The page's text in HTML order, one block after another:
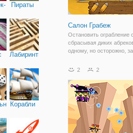
Пираты
Лабиринты
Корабли
Салон Грабеж
Остановить ограбление
сбрасывая диких
одному, но осторожно,
бонусы!
2 2